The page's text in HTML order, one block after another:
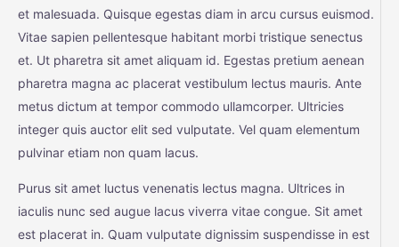
et malesuada. Quisque egestas diam in arcu cursus euismod.
Vitae sapien pellentesque habitant morbi tristique senectus
et. Ut pharetra sit amet aliquam id. Egestas pretium aenean
pharetra magna ac placerat vestibulum lectus mauris. Ante
metus dictum at tempor commodo ullamcorper. Ultricies
integer quis auctor elit sed vulputate. Vel quam elementum
pulvinar etiam non quam lacus.
Purus sit amet luctus venenatis lectus magna. Ultrices in
iaculis nunc sed augue lacus viverra vitae congue. Sit amet
est placerat in. Quam vulputate dignissim suspendisse in est